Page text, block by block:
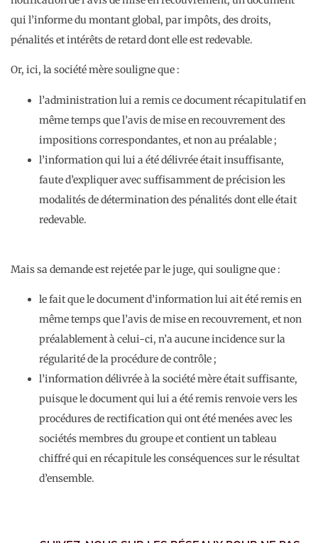
qui l’informe du montant global, par impôts, des droits,
pénalités et intérêts de retard dont elle est redevable.
Or, ici, la société mère souligne que :
l’administration lui a remis ce document récapitulatif en
même temps que l’avis de mise en recouvrement des
impositions correspondantes, et non au préalable ;
l’information qui lui a été délivrée était insuffisante,
faute d’expliquer avec suffisamment de précision les
modalités de détermination des pénalités dont elle était
redevable.
Mais sa demande est rejetée par le juge, qui souligne que :
le fait que le document d’information lui ait été remis en
même temps que l’avis de mise en recouvrement, et non
préalablement à celui-ci, n’a aucune incidence sur la
régularité de la procédure de contrôle ;
l’information délivrée à la société mère était suffisante,
puisque le document qui lui a été remis renvoie vers les
procédures de rectification qui ont été menées avec les
sociétés membres du groupe et contient un tableau
chiffré qui en récapitule les conséquences sur le résultat
d’ensemble.